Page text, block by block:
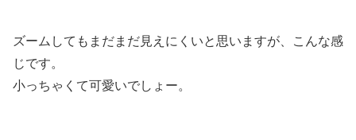
ズームしてもまだまだ見えにくいと思いますが、こんな感
じです。
小っちゃくて可愛いでしょー。